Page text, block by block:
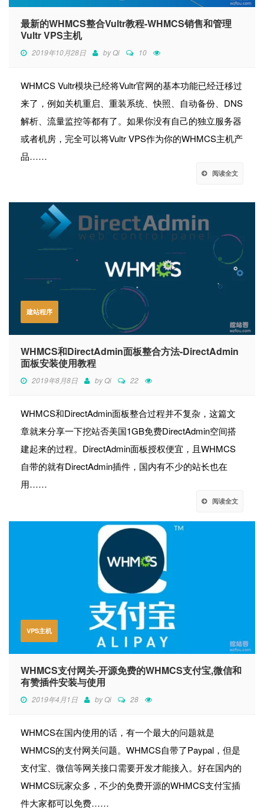
最新的WHMCS整合Vultr教程-WHMCS销售和管理
Vultr VPS主机
2019年10月28日 byQi 10
WHMCS Vultr模块已经将Vultr官网的基本功能已经迁移过
来了，例如关机重启、重装系统、快照、自动备份、DNS
解析、流量监控等都有了。如果你没有自己的独立服务器
或者机房，完全可以将Vultr VPS作为你的WHMCS主机产
品……
阅读全文
建站程序
WHMCS和DirectAdmin面板整合方法-DirectAdmin
面板安装使用教程
2019年8月8日 byQi 22
WHMCS和DirectAdmin面板整合过程并不复杂，这篇文
章就来分享一下挖站否美国1GB免费DirectAdmin空间搭
建起来的过程。DirectAdmin面板授权便宜，且WHMCS
自带的就有DirectAdmin插件，国内有不少的站长也在
用……
阅读全文
VPS主机
WHMCS支付网关-开源免费的WHMCS支付宝,微信和
有赞插件安装与使用
2019年4月1日 byQi 28
WHMCS在国内使用的话，有一个最大的问题就是
WHMCS的支付网关问题。WHMCS自带了Paypal，但是
支付宝、微信等网关接口需要开发才能接入。好在国内的
WHMCS玩家众多，不少的免费开源的WHMCS支付宝插
件大家都可以免费……